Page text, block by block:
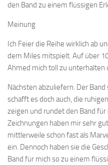
den Band zu einem flüssigen
Meinung
Ich Feier die Reihe wirklich ab
dem Miles mitspielt. Auf über
Ahmed mich toll zu unterhalten
Nächsten abzuliefern. Der
schafft es doch auch, die
zeigen und rundet den Band
Zeichnungen haben mir sehr
mittlerweile schon fast als
ein. Dennoch haben sie die
Band für mich so zu einem